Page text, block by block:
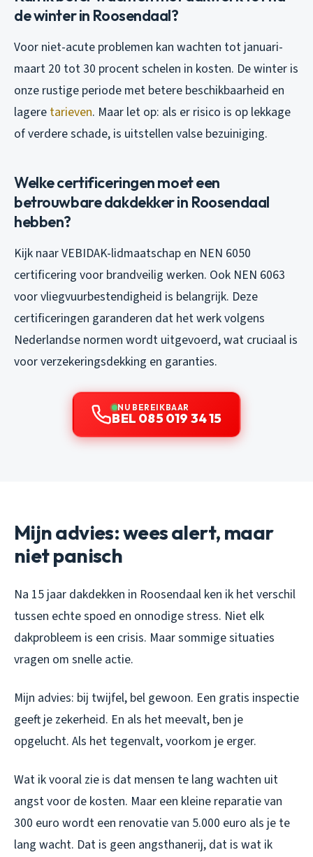
de winter in Roosendaal?
Voor niet-acute problemen kan wachten tot januari-
maart 20 tot 30 procent schelen in kosten. De winter is
onze rustige periode met betere beschikbaarheid en
lagere tarieven. Maar let op: als er risico is op lekkage
of verdere schade, is uitstellen valse bezuiniging.
Welke certificeringen moet een
betrouwbare dakdekker in Roosendaal
hebben?
Kijk naar VEBIDAK-lidmaatschap en NEN 6050
certificering voor brandveilig werken. Ook NEN 6063
voor vliegvuurbestendigheid is belangrijk. Deze
certificeringen garanderen dat het werk volgens
Nederlandse normen wordt uitgevoerd, wat cruciaal is
voor verzekeringsdekking en garanties.
NU BEREIKBAAR
BEL 085 019 34 15
Mijn advies: wees alert, maar
niet panisch
Na 15 jaar dakdekken in Roosendaal ken ik het verschil
tussen echte spoed en onnodige stress. Niet elk
dakprobleem is een crisis. Maar sommige situaties
vragen om snelle actie.
Mijn advies: bij twijfel, bel gewoon. Een gratis inspectie
geeft je zekerheid. En als het meevalt, ben je
opgelucht. Als het tegenvalt, voorkom je erger.
Wat ik vooral zie is dat mensen te lang wachten uit
angst voor de kosten. Maar een kleine reparatie van
300 euro wordt een renovatie van 5.000 euro als je te
lang wacht. Dat is geen angsthanerij, dat is wat ik